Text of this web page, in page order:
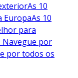
As 10
EuropaAs 10
para
por
por todos os